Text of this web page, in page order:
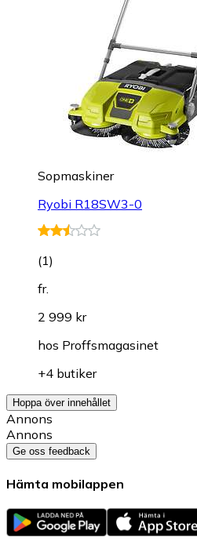
Sopmaskiner
Ryobi R18SW3-0
(1)
fr.
2 999 kr
hos Proffsmagasinet
+4 butiker
Hoppa över innehållet
Annons
Annons
Ge oss feedback
Hämta mobilappen